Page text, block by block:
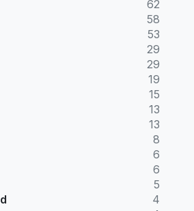
62
58
53
29
29
19
15
13
13
8
6
6
5
4